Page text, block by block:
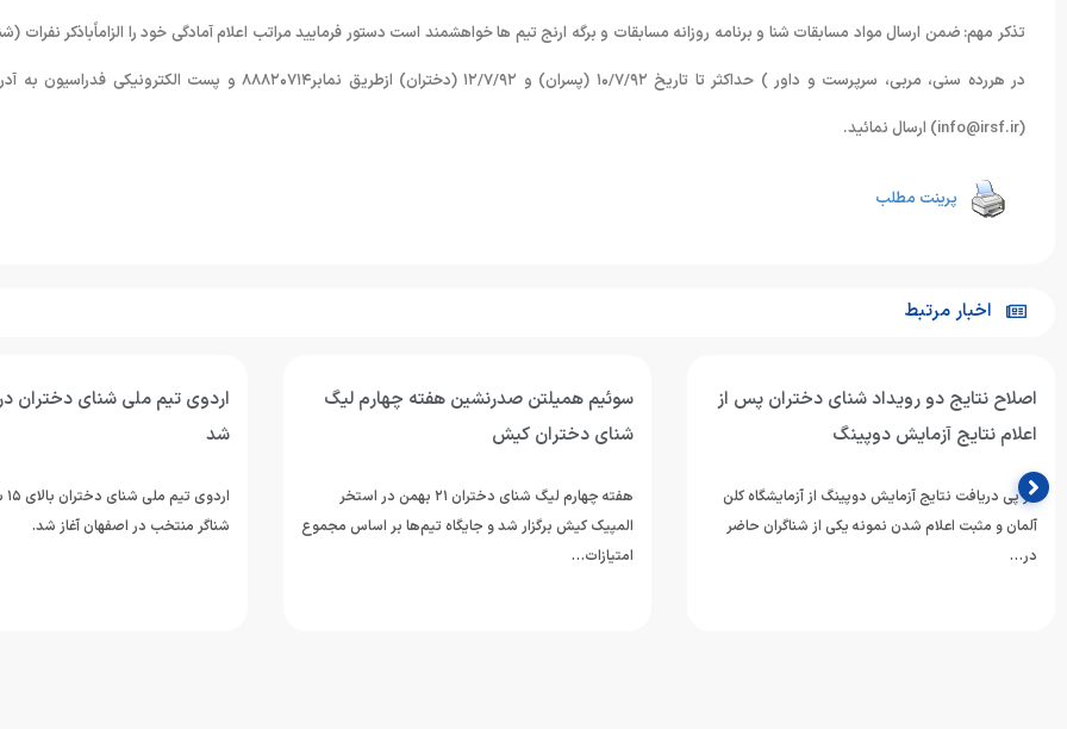
تذکر مهم: ضمن ارسال مواد مسابقات شنا و برنامه روزانه مسابقات و برگه ارنج تیم ها خواهشمند است دستور فرمایید مراتب اعلام آمادگی خود را الزاماًباذکر نفرات
در هررده سنی، مربی، سرپرست و داور ) حداکثر تا تاریخ ١۰/٧/٩٢ (پسران) و ١٢/٧/٩٢ (دختران) ازطریق نمابر٨٨٨٢۰٧١۴ و پست الکترونیکی
(info@irsf.ir) ارسال نمائید.
پرینت مطلب
اخبار مرتبط
اصلاح نتایج دو رویداد شنای دختران پس از
اعلام نتایج آزمایش دوپینگ
در پی دریافت نتایج آزمایش دوپینگ از آزمایشگاه کلن
آلمان و مثبت اعلام شدن نمونه یکی از شناگران حاضر
در…
سوئیم همیلتن صدرنشین هفته چهارم لیگ
شنای دختران کیش
هفته چهارم لیگ شنای دختران ۲۱ بهمن در استخر
المپیک کیش برگزار شد و جایگاه تیم‌ها بر اساس مجموع
امتیازات…
اردوی تیم ملی شنای دختران
شد
شناگر منتخب در اصفهان آغاز شد.